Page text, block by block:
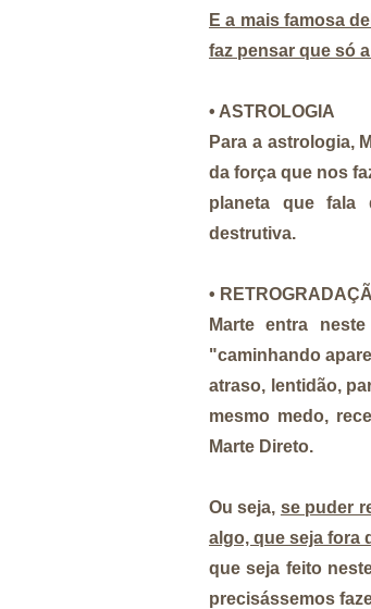
E a mais famosa
faz pensar que só
• ASTROLOGIA
Para a astrologia,
da força que nos
planeta que fala
destrutiva.
•
Marte entra
"caminhando
atraso, lentidão,
mesmo medo,
Marte Direto.
Ou seja, se puder
algo, que seja fora
que seja feito
precisássemos